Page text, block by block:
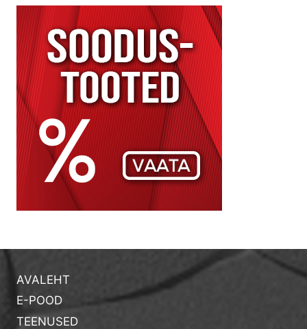
AVALEHT
E-POOD
TEENUSED